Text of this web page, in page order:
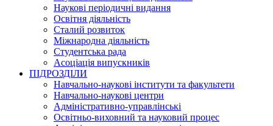
Наукові періодичні видання
Освітня діяльність
Сталий розвиток
Міжнародна діяльність
Студентська рада
Асоціація випускників
ПІДРОЗДІЛИ
Навчально-наукові інститути та факультети
Навчально-наукові центри
Адміністративно-управлінські
Освітньо-виховний та науковий процес